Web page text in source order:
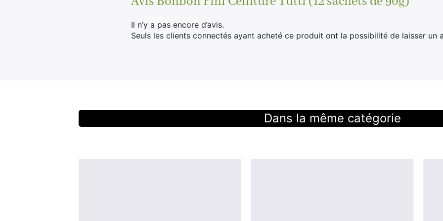
Il n’y a pas encore d’avis.
Seuls les clients connectés ayant acheté ce produit ont la possibilité de laisser un
Dans la même catégorie